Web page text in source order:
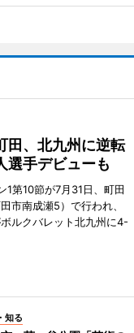
田、北九州に逆転
手デビューも
1第10節が7月31日、町田
市南成瀬5）で行われ、
ルクバレット北九州に4-
知る